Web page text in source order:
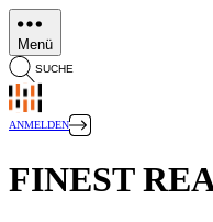
Direkt
zum
Inhalt
Menü
SUCHE
ANMELDEN
FINEST